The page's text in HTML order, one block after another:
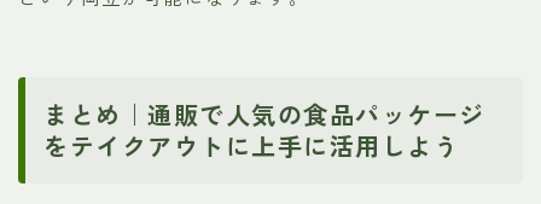
まとめ｜通販で人気の食品パッケージ
をテイクアウトに上手に活用しよう